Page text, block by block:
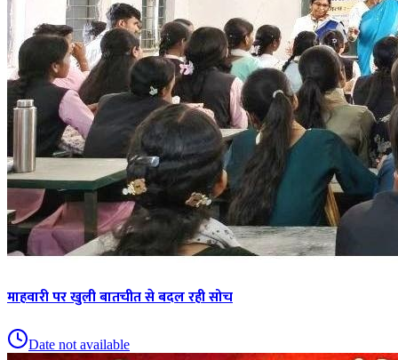
माहवारी पर खुली बातचीत से बदल रही सोच
Date not available